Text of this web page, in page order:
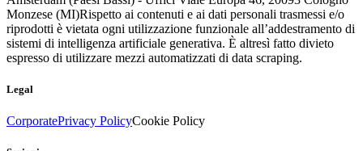
Monzese (MI)Rispetto ai contenuti e ai dati personali trasmessi e/o
riprodotti è vietata ogni utilizzazione funzionale all’addestramento di
sistemi di intelligenza artificiale generativa. È altresì fatto divieto
espresso di utilizzare mezzi automatizzati di data scraping.
Legal
CorporatePrivacy PolicyCookie Policy